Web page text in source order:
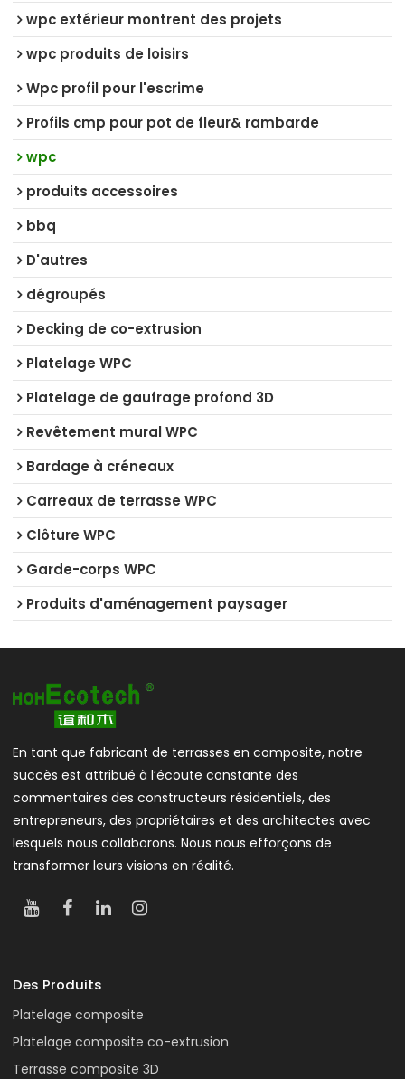
wpc extérieur montrent des projets
wpc produits de loisirs
Wpc profil pour l'escrime
Profils cmp pour pot de fleur& rambarde
wpc
produits accessoires
bbq
D'autres
dégroupés
Decking de co-extrusion
Platelage WPC
Platelage de gaufrage profond 3D
Revêtement mural WPC
Bardage à créneaux
Carreaux de terrasse WPC
Clôture WPC
Garde-corps WPC
Produits d'aménagement paysager
En tant que fabricant de terrasses en composite, notre
succès est attribué à l’écoute constante des
commentaires des constructeurs résidentiels, des
entrepreneurs, des propriétaires et des architectes avec
lesquels nous collaborons. Nous nous efforçons de
transformer leurs visions en réalité.
Des Produits
Platelage composite
Platelage composite co-extrusion
Terrasse composite 3D